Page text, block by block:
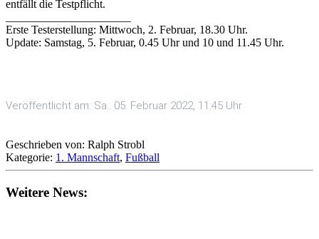
entfällt die Testpflicht.
Erste Testerstellung: Mittwoch, 2. Februar, 18.30 Uhr.
Update: Samstag, 5. Februar, 0.45 Uhr und 10 und 11.45 Uhr.
Veröffentlicht am: Sa.. 05. Februar 2022, 11:45 Uhr
Geschrieben von: Ralph Strobl
Kategorie: 1. Mannschaft, Fußball
Weitere News: